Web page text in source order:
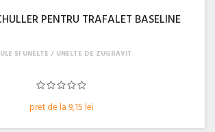
PENTRU TRAFALET BASELINE
pret de la 9,15 lei
SI UNELTE UNELTE DE ZUGRAVIT